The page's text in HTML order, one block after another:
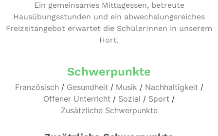
Ein gemein­sa­mes Mit­tag­essen, betreute
Haus­übungs­stun­den und ein abwechs­lungs­rei­ches
Frei­zeit­an­ge­bot erwartet die Schü­le­rIn­nen in unserem
Hort.
Schwerpunkte
Französisch/ Gesundheit / Musik / Nachhaltigkeit /
Offener Unterricht / Sozial / Sport /
Zusätzliche Schwerpunkte